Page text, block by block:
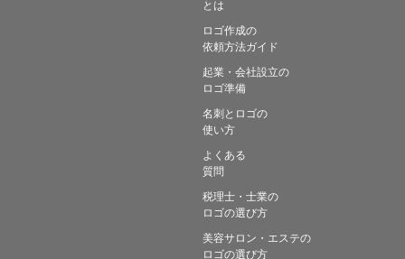
とは
ロゴ作成の
依頼方法ガイド
起業・会社設立の
ロゴ準備
名刺とロゴの
使い方
よくある
質問
税理士・士業の
ロゴの選び方
美容サロン・エステの
ロゴの選び方